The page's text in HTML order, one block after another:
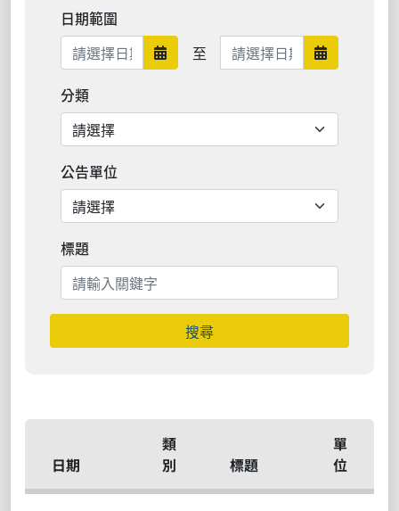
日期範圍
日期範圍開始
至 日期範圍結束 日期範圍
分類
公告單位
標題
搜尋
日期
類
別
標題
單
位